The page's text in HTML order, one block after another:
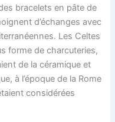
bracelets en pâte de
d’échanges avec
Les Celtes
forme de charcuteries,
de la céramique et
à l’époque de la Rome
considérées